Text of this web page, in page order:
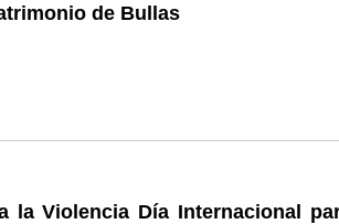
de Bullas
la Violencia Día Internacional